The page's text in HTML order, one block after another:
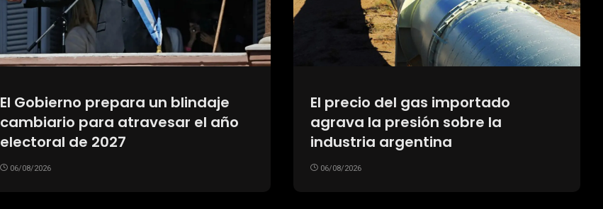
El Gobierno prepara un blindaje
cambiario para atravesar el año
electoral de 2027
06/08/2026
El precio del gas importado
agrava la presión sobre la
industria argentina
06/08/2026